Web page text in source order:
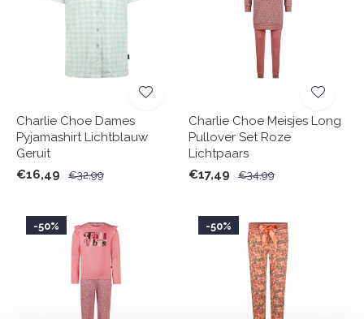
Charlie Choe Dames
Pyjamashirt Lichtblauw
Geruit
€16,49
€32,99
Charlie Choe Meisjes Long
Pullover Set Roze
Lichtpaars
€17,49
€34,99
-50% -50%